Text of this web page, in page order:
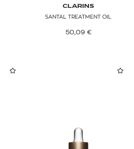
CLARINS
SANTAL TREATMENT OIL
50,09 €